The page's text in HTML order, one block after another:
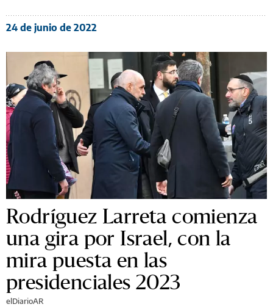
24 de junio de 2022
Rodríguez Larreta comienza
una gira por Israel, con la
mira puesta en las
presidenciales 2023
elDiarioAR